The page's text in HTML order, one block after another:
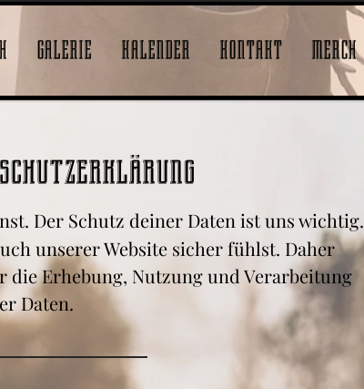
GALERIE KALENDER KONTAKT MERCH
Der Schutz deiner Daten ist uns wichtig.
unserer Website sicher fühlst. Daher
Erhebung, Nutzung und Verarbeitung
Daten.